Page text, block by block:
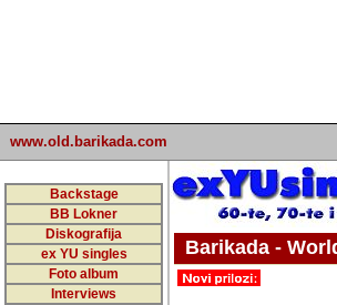
www.old.barikada.com
Backstage
BB Lokner
Diskografija
ex YU singles
Foto album
Interviews
Barikada -